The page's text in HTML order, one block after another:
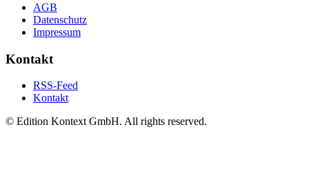
AGB
Datenschutz
Impressum
Kontakt
RSS-Feed
Kontakt
© Edition Kontext GmbH. All rights reserved.